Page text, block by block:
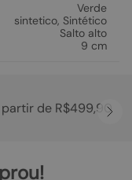
Verde
sintetico, Sintético
Salto alto
9 cm
de R$499,90